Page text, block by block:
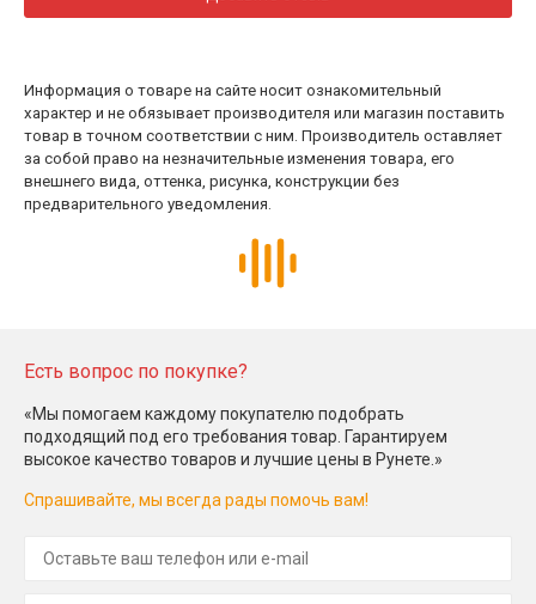
Информация о товаре на сайте носит ознакомительный
характер и не обязывает производителя или магазин поставить
товар в точном соответствии с ним. Производитель оставляет
за собой право на незначительные изменения товара, его
внешнего вида, оттенка, рисунка, конструкции без
предварительного уведомления.
Есть вопрос по покупке?
«Мы помогаем каждому покупателю подобрать
подходящий под его требования товар. Гарантируем
высокое качество товаров и лучшие цены в Рунете.»
Спрашивайте, мы всегда рады помочь вам!